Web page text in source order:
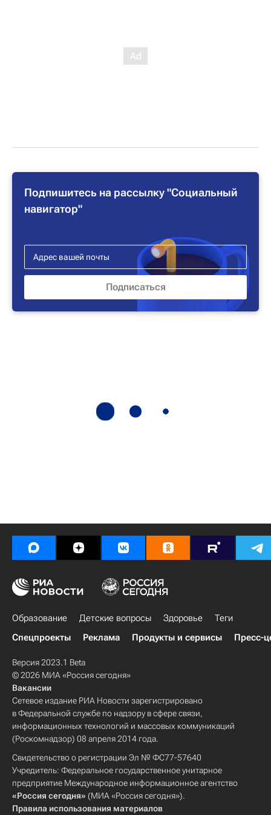
Подпишитесь на рассылку "Социальный
навигатор"
Образование Детские вопросы Здоровье
Теги
Спецпроекты
Реклама Продукты и сервисы Пресс-
Версия 2023.1 Beta
© 2026 МИА «Россия сегодня»
Вакансии
Сетевое издание РИА Новости зарегистрировано
в Федеральной службе по надзору в сфере связи,
информационных технологий и массовых коммуникаций
(Роскомнадзор) 08 апреля 2014 года.
Свидетельство о регистрации Эл № ФС77-57640
Учредитель: Федеральное государственное унитарное
предприятие Международное информационное агентство
«Россия сегодня» (МИА «Россия сегодня»).
Правила использования материалов